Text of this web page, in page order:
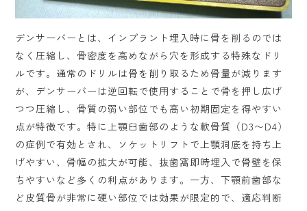
デンサーバーとは、インプラント埋入時に骨を削るのでは
なく圧縮し、骨密度を高めながら穴を形成する特殊なドリ
ルです。通常のドリルは骨を削り取るため骨量が減ります
が、デンサーバーは逆回転で使用することで骨を押し広げ
つつ圧縮し、骨質の弱い部位でも高い初期固定を得やすい
点が特徴です。特に上顎臼歯部のような軟骨質（D3〜D4）
の症例で有効とされ、ソケットリフトで上顎洞底を持ち上
げやすい、骨幅の拡大が可能、抜歯窩即時埋入で骨壁を保
ちやすいなど多くの利点があります。一方、下顎前歯部な
ど皮質骨が非常に硬い部位では効果が限定的で、適応判断